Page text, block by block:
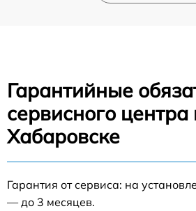
Гарантийные
сервисного центра
Хабаровске
Гарантия от сервиса: на
— до 3 месяцев.